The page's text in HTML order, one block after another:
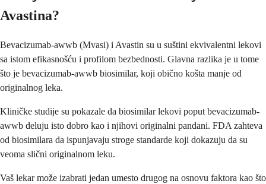
Avastina?
Bevacizumab-awwb (Mvasi) i Avastin su u suštini ekvivalentni lekovi
sa istom efikasnošću i profilom bezbednosti. Glavna razlika je u tome
što je bevacizumab-awwb biosimilar, koji obično košta manje od
originalnog leka.
Kliničke studije su pokazale da biosimilar lekovi poput bevacizumab-
awwb deluju isto dobro kao i njihovi originalni pandani. FDA zahteva
od biosimilara da ispunjavaju stroge standarde koji dokazuju da su
veoma slični originalnom leku.
Vaš lekar može izabrati jedan umesto drugog na osnovu faktora kao što